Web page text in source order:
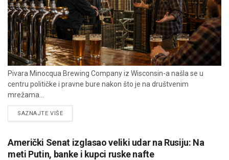
Pivara Minocqua Brewing Company iz Wisconsin-a našla se u
centru političke i pravne bure nakon što je na društvenim
mrežama...
SAZNAJTE VIŠEDETAILS
Američki Senat izglasao veliki udar na Rusiju: Na
meti Putin, banke i kupci ruske nafte